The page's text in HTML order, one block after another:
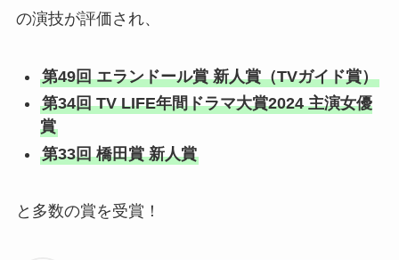
の演技が評価され、
第49回 エランドール賞 新人賞（TVガイド賞）
第34回 TV LIFE年間ドラマ大賞2024 主演女優
賞
第33回 橋田賞 新人賞
と多数の賞を受賞！